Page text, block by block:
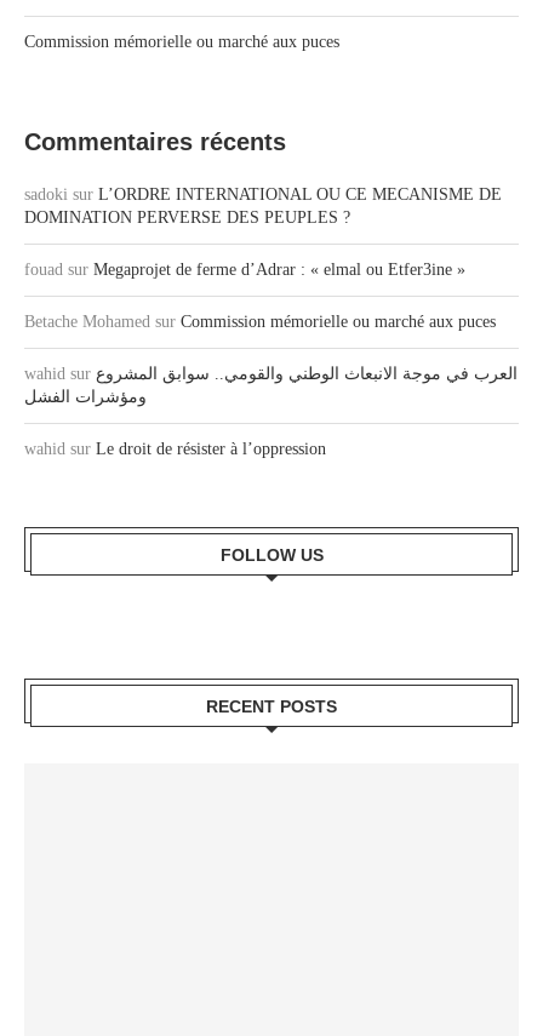
Commission mémorielle ou marché aux puces
Commentaires récents
sadoki sur L’ORDRE INTERNATIONAL OU CE MECANISME DE
DOMINATION PERVERSE DES PEUPLES ?
fouad sur Megaprojet de ferme d’Adrar : « elmal ou Etfer3ine »
Betache Mohamed sur Commission mémorielle ou marché aux puces
wahid sur العرب في موجة الانبعاث الوطني والقومي.. سوابق المشروع
ومؤشرات الفشل
wahid sur Le droit de résister à l’oppression
FOLLOW US
RECENT POSTS